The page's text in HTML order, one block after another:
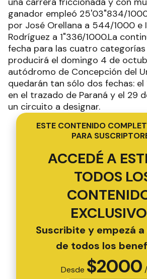
ganador empleó 25'03"834/
por José Orellana a 544/1000 e
Rodríguez a 1"336/1000.La
fecha para las cuatro
producirá el domingo 4 de
autódromo de Concepción del
quedarán tan sólo dos fechas: el
en el trazado de Paraná y el 29
un circuito a designar.
ESTE CONTENIDO
PARA
ACCEDÉ A
TODOS
Suscribite y empezá
de todos los
Desde $2000